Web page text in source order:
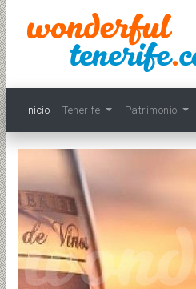
Inicio Tenerife Patrimonio